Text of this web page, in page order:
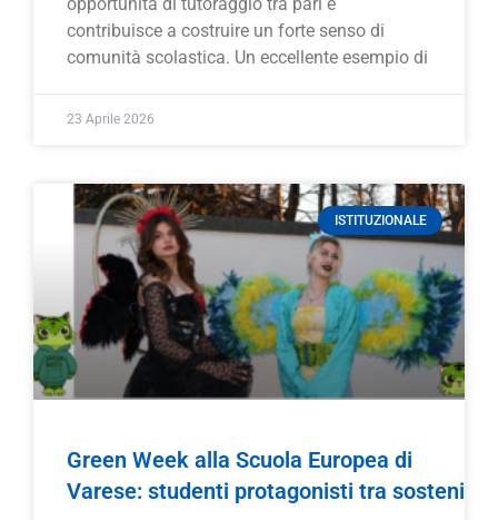
contribuisce a costruire un forte senso di
comunità scolastica. Un eccellente esempio di
23 Aprile 2026
ISTITUZIONALE
Green Week alla Scuola Europea di
Varese: studenti protagonisti tra